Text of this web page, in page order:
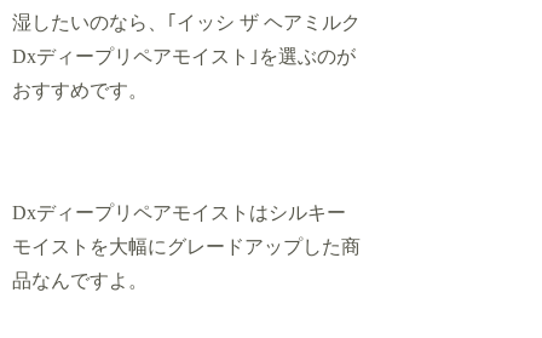
湿したいのなら、｢イッシ ザ ヘアミルク
Dxディープリペアモイスト｣を選ぶのが
おすすめです。
Dxディープリペアモイストはシルキー
モイストを大幅にグレードアップした商
品なんですよ。